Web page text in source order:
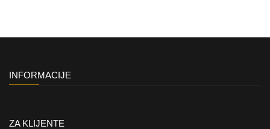
INFORMACIJE
ZA KLIJENTE